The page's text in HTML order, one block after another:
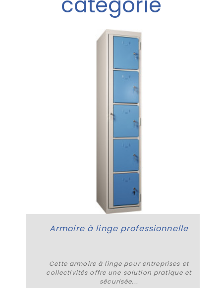
Armoire à linge professionnelle
Cette armoire à linge pour entreprises et
collectivités offre une solution pratique et
sécurisée...